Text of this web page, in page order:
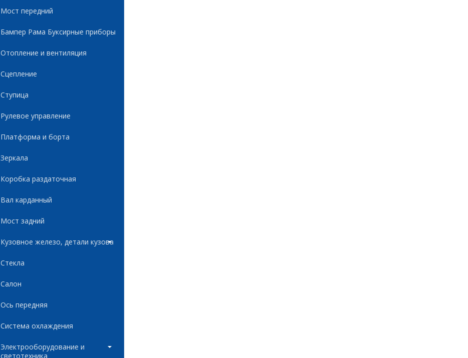
Мост передний
Бампер Рама Буксирные приборы
Отопление и вентиляция
Сцепление
Ступица
Рулевое управление
Платформа и борта
Зеркала
Коробка раздаточная
Вал карданный
Мост задний
Кузовное железо, детали кузова
Стекла
Салон
Ось передняя
Система охлаждения
Электрооборудование и
светотехника